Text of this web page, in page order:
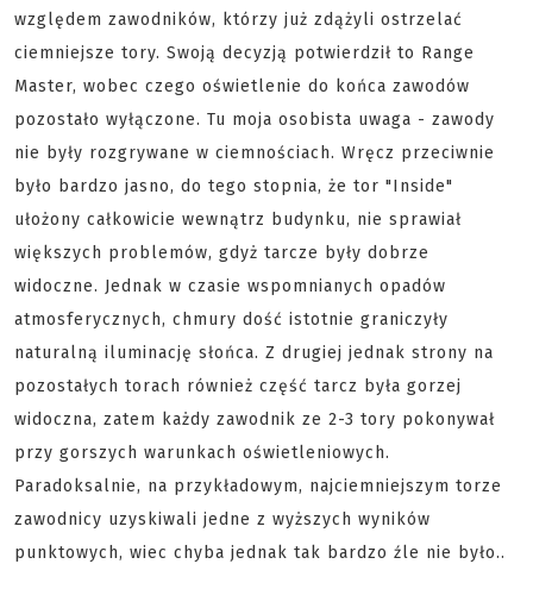
względem zawodników, którzy już zdążyli ostrzelać
ciemniejsze tory. Swoją decyzją potwierdził to Range
Master, wobec czego oświetlenie do końca zawodów
pozostało wyłączone. Tu moja osobista uwaga - zawody
nie były rozgrywane w ciemnościach. Wręcz przeciwnie
było bardzo jasno, do tego stopnia, że tor "Inside"
ułożony całkowicie wewnątrz budynku, nie sprawiał
większych problemów, gdyż tarcze były dobrze
widoczne. Jednak w czasie wspomnianych opadów
atmosferycznych, chmury dość istotnie graniczyły
naturalną iluminację słońca. Z drugiej jednak strony na
pozostałych torach również część tarcz była gorzej
widoczna, zatem każdy zawodnik ze 2-3 tory pokonywał
przy gorszych warunkach oświetleniowych.
Paradoksalnie, na przykładowym, najciemniejszym torze
zawodnicy uzyskiwali jedne z wyższych wyników
punktowych, wiec chyba jednak tak bardzo źle nie było..